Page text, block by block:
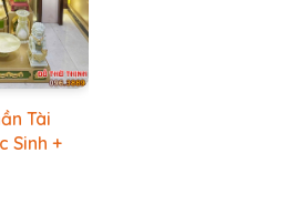
Tài
Sinh +